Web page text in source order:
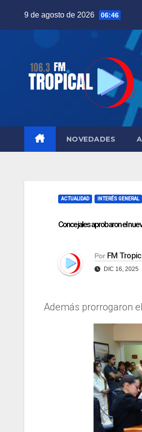
9 de agosto de 2026 06:46
NOVEDADES
ACTUALIDAD INTERÉS GENERAL
Concejales aprobaron el
Por FM
DIC 16, 2025
Además prorrogaron